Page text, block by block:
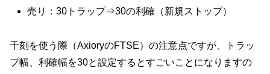
売り：30トラップ⇒30の利確（新規ストップ）
千刻を使う際（AxioryのFTSE）の注意点ですが、トラッ
プ幅、利確幅を30と設定するとすごいことになりますの